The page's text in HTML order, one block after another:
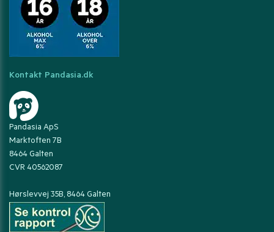
Kontakt Pandasia.dk
Pandasia ApS
Marktoften 7B
8464 Galten
CVR 40562087
Hørslevvej 35B, 8464 Galten